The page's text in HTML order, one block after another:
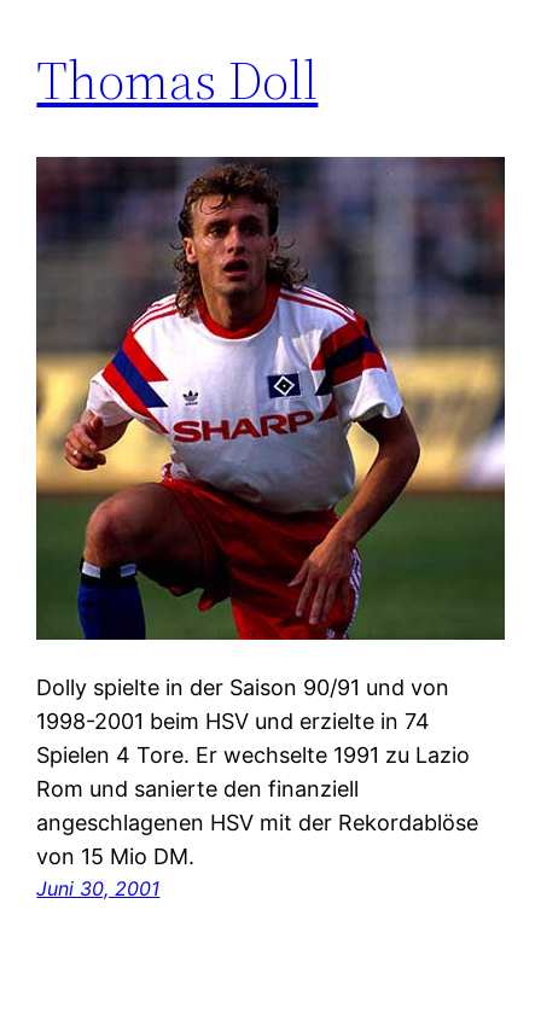
Thomas Doll
Dolly spielte in der Saison 90/91 und von
1998-2001 beim HSV und erzielte in 74
Spielen 4 Tore. Er wechselte 1991 zu Lazio
Rom und sanierte den finanziell
angeschlagenen HSV mit der Rekordablöse
von 15 Mio DM.
Juni 30, 2001